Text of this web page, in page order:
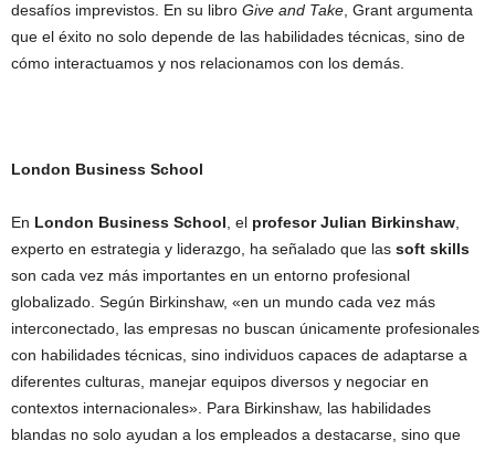
desafíos imprevistos. En su libro Give and Take , Grant argumenta
que el éxito no solo depende de las habilidades técnicas, sino de
cómo interactuamos y nos relacionamos con los demás.
London Business School
En London Business School , el profesor Julian Birkinshaw
experto en estrategia y liderazgo, ha señalado que las soft skills
son cada vez más importantes en un entorno profesional
globalizado. Según Birkinshaw, «en un mundo cada vez más
interconectado, las empresas no buscan únicamente profesionales
con habilidades técnicas, sino individuos capaces de adaptarse a
diferentes culturas, manejar equipos diversos y negociar en
contextos internacionales». Para Birkinshaw, las habilidades
blandas no solo ayudan a los empleados a destacarse, sino que